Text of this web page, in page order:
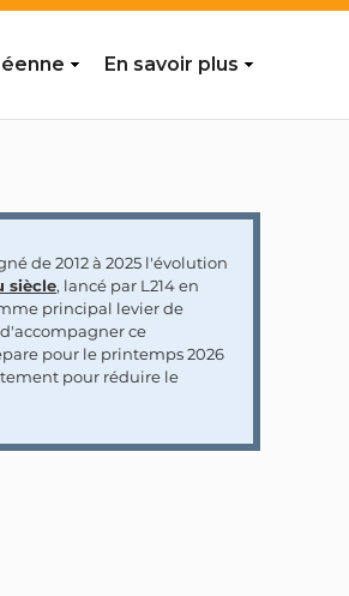
En savoir plus
de 2012 à 2025 l'évolution
siècle, lancé par L214 en
principal levier de
ce
pour le printemps 2026
pour réduire le